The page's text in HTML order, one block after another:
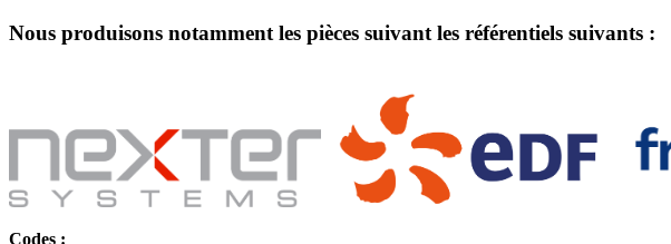
Nous produisons notamment les pièces suivant les référentiels suivants :
Codes :